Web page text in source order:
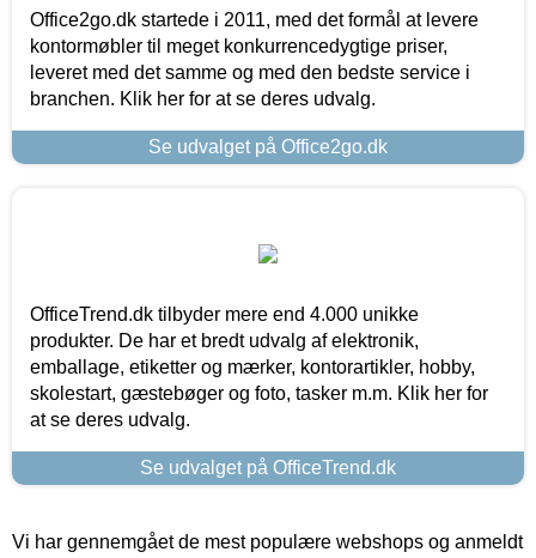
Office2go.dk startede i 2011, med det formål at levere
kontormøbler til meget konkurrencedygtige priser,
leveret med det samme og med den bedste service i
branchen. Klik her for at se deres udvalg.
Se udvalget på Office2go.dk
OfficeTrend.dk tilbyder mere end 4.000 unikke
produkter. De har et bredt udvalg af elektronik,
emballage, etiketter og mærker, kontorartikler, hobby,
skolestart, gæstebøger og foto, tasker m.m. Klik her for
at se deres udvalg.
Se udvalget på OfficeTrend.dk
Vi har gennemgået de mest populære webshops og anmeldt